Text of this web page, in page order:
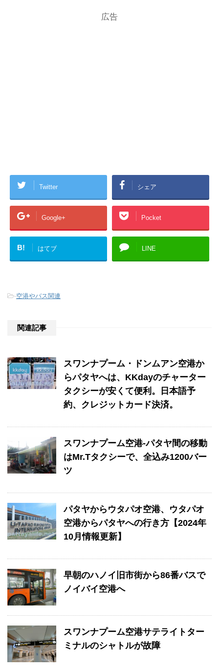
広告
Twitter シェア
Google+ Pocket
B! はてブ LINE
-空港やバス関連
関連記事
スワンナプーム・ドンムアン空港か
らパタヤへは、KKdayのチャーター
タクシーが安くて便利。日本語予
約、クレジットカード決済。
スワンナプーム空港-パタヤ間の移動
はMr.Tタクシーで、全込み1200バー
ツ
パタヤからウタパオ空港、ウタパオ
空港からパタヤへの行き方【2024年
10月情報更新】
早朝のハノイ旧市街から86番バスで
ノイバイ空港へ
スワンナプーム空港サテライトター
ミナルのシャトルが故障